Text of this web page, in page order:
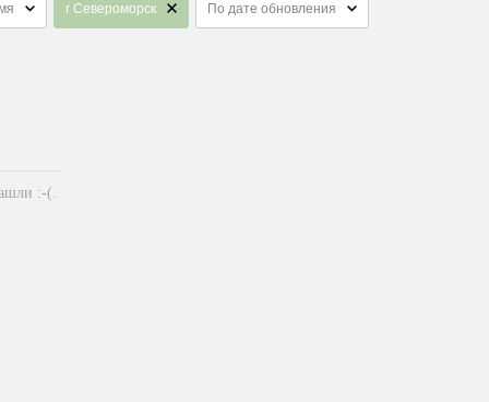
г Североморск По дате обновления
:-(.